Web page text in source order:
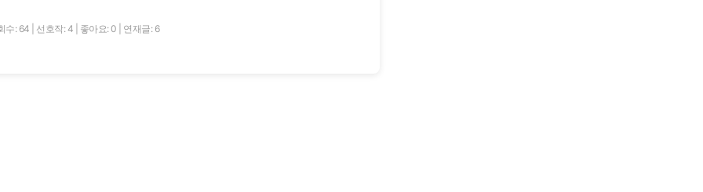
수: 64 선호작: 4 좋아요: 0 연재글: 6